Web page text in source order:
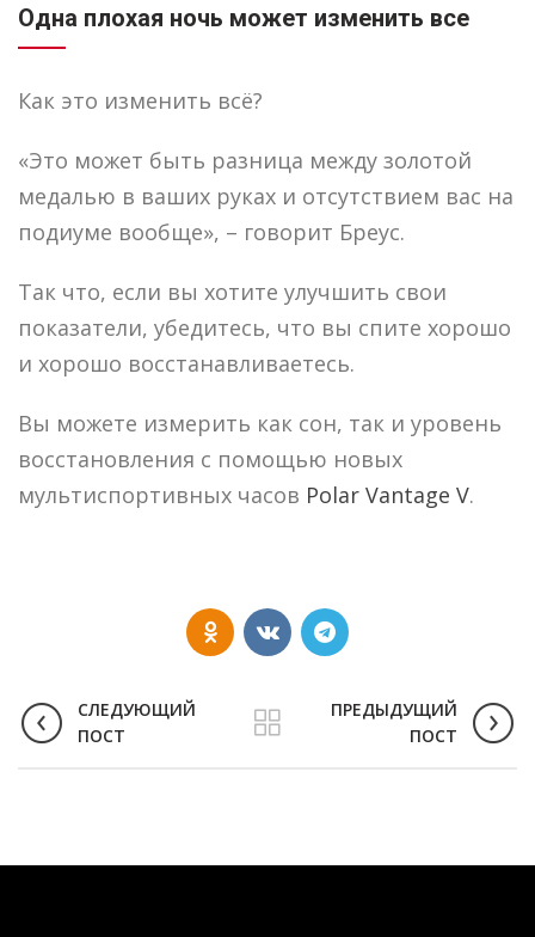
Одна плохая ночь может изменить все
Как это изменить всё?
«Это может быть разница между золотой
медалью в ваших руках и отсутствием вас на
подиуме вообще», – говорит Бреус.
Так что, если вы хотите улучшить свои
показатели, убедитесь, что вы спите хорошо
и хорошо восстанавливаетесь.
Вы можете измерить как сон, так и уровень
восстановления с помощью новых
мультиспортивных часов Polar Vantage V.
СЛЕДУЮЩИЙ
ПОСТ
ПРЕДЫДУЩИЙ
ПОСТ